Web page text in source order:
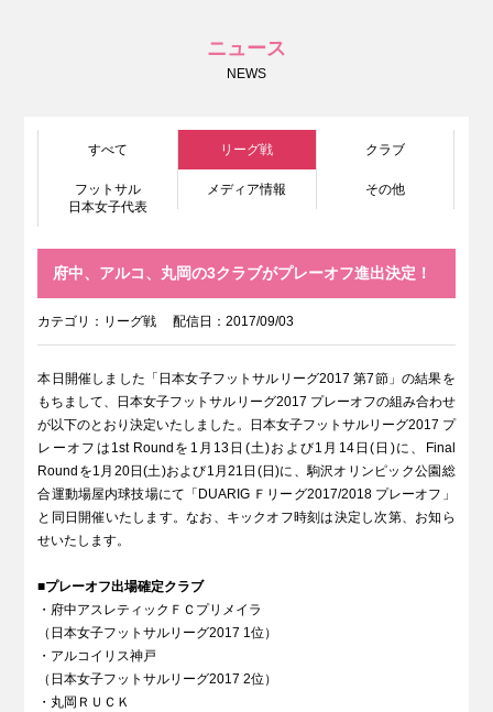
ニュース
NEWS
すべて リーグ戦 クラブ
フットサル
日本女子代表
メディア情報 その他
府中、アルコ、丸岡の3クラブがプレーオフ進出決定！
カテゴリ： リーグ戦 配信日：2017/09/03
本日開催しました「日本女子フットサルリーグ2017 第7節」の結果を
もちまして、日本女子フットサルリーグ2017 プレーオフの組み合わせ
が以下のとおり決定いたしました。日本女子フットサルリーグ2017 プ
レーオフは1st Roundを1月13日(土)および1月14日(日)に、Final
Roundを1月20日(土)および1月21日(日)に、駒沢オリンピック公園総
合運動場屋内球技場にて「DUARIG Ｆリーグ2017/2018 プレーオフ」
と同日開催いたします。なお、キックオフ時刻は決定し次第、お知ら
せいたします。
■プレーオフ出場確定クラブ
・府中アスレティックＦＣプリメイラ
（日本女子フットサルリーグ2017 1位）
・アルコイリス神戸
（日本女子フットサルリーグ2017 2位）
・丸岡ＲＵＣＫ